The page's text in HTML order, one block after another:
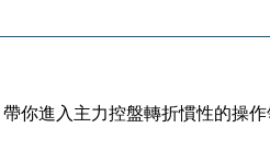
你進入主力控盤轉折慣性的操